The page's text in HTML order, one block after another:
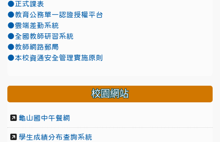
●正式課表
●教育公務單一認證授權平台
●雲端差勤系統
●全國教師研習系統
●教師網路郵局
●本校資通安全管理實施原則
校園網站
龜山國中午餐網
學生成績分布查詢系統